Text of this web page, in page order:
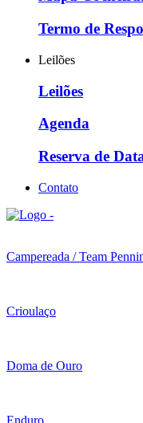
Termo de
Leilões
Leilões
Agenda
Reserva de
Contato
Campereada / Team
Crioulaço
Doma de Ouro
Enduro